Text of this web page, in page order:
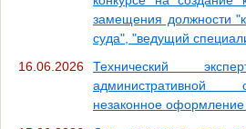
замещения должности
суда", "ведущий
16.06.2026
Технический
административной
незаконное оформление